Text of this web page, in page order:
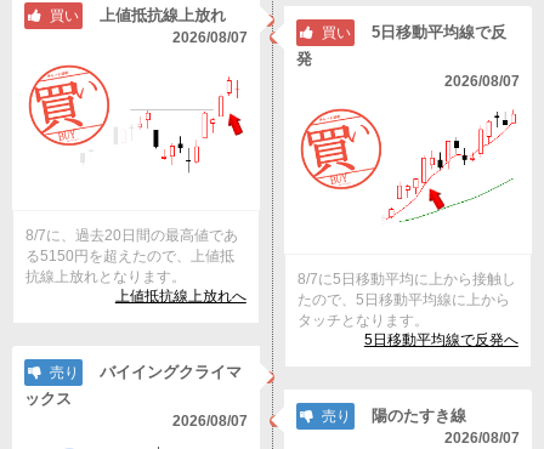
買い 上値抵抗線上放れ
2026/08/07
8/7に、過去20日間の最高値であ
る5150円を超えたので、上値抵
抗線上放れとなります。
上値抵抗線上放れへ
買い
5日移動平均線で反
発
2026/08/07
8/7に5日移動平均に上から接触し
たので、5日移動平均線に上から
タッチとなります。
5日移動平均線で反発へ
売り
バイイングクライマ
ックス
2026/08/07 売り 陽のたすき線
2026/08/07